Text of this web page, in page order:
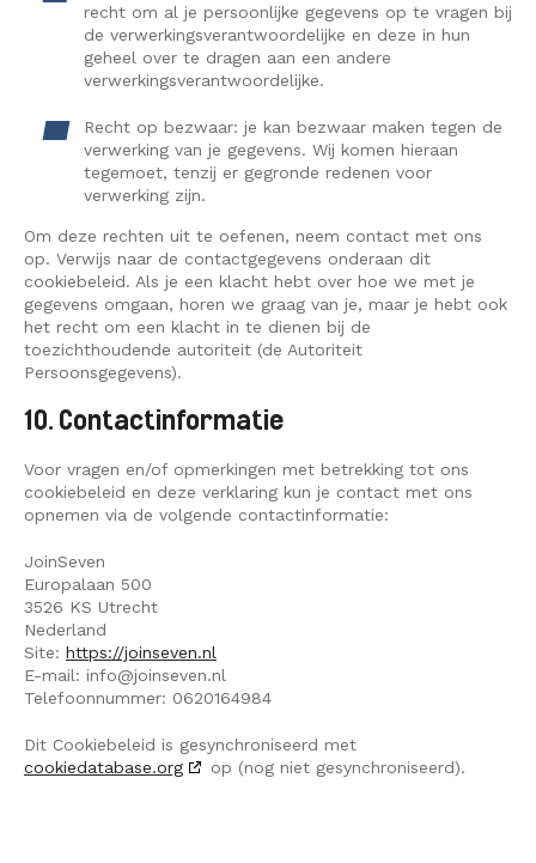
recht om al je persoonlijke gegevens op te vragen bij
de verwerkingsverantwoordelijke en deze in hun
geheel over te dragen aan een andere
verwerkingsverantwoordelijke.
Recht op bezwaar: je kan bezwaar maken tegen de
verwerking van je gegevens. Wij komen hieraan
tegemoet, tenzij er gegronde redenen voor
verwerking zijn.
Om deze rechten uit te oefenen, neem contact met ons
op. Verwijs naar de contactgegevens onderaan dit
cookiebeleid. Als je een klacht hebt over hoe we met je
gegevens omgaan, horen we graag van je, maar je hebt ook
het recht om een klacht in te dienen bij de
toezichthoudende autoriteit (de Autoriteit
Persoonsgegevens).
10. Contactinformatie
Voor vragen en/of opmerkingen met betrekking tot ons
cookiebeleid en deze verklaring kun je contact met ons
opnemen via de volgende contactinformatie:
JoinSeven
Europalaan 500
3526 KS Utrecht
Nederland
Site: https://joinseven.nl
E-mail: info@joinseven.nl
Telefoonnummer: 0620164984
Dit Cookiebeleid is gesynchroniseerd met
cookiedatabase.org
op (nog niet gesynchroniseerd).